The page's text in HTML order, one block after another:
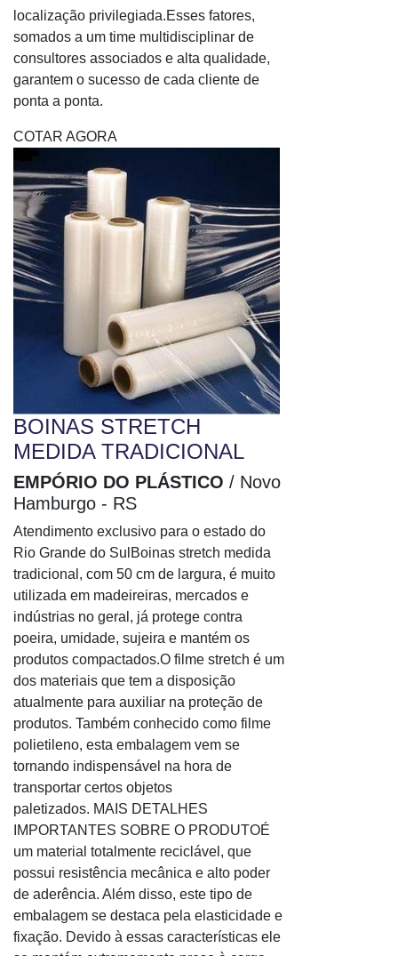
Blog
Faça parte
localização privilegiada.Esses fatores,
somados a um time multidisciplinar de
consultores associados e alta qualidade,
garantem o sucesso de cada cliente de
ponta a ponta.
COTAR AGORA
BOINAS STRETCH
MEDIDA TRADICIONAL
EMPÓRIO DO PLÁSTICO / Novo
Hamburgo - RS
Atendimento exclusivo para o estado do
Rio Grande do SulBoinas stretch medida
tradicional, com 50 cm de largura, é muito
utilizada em madeireiras, mercados e
indústrias no geral, já protege contra
poeira, umidade, sujeira e mantém os
produtos compactados.O filme stretch é um
dos materiais que tem a disposição
atualmente para auxiliar na proteção de
produtos. Também conhecido como filme
polietileno, esta embalagem vem se
tornando indispensável na hora de
transportar certos objetos
paletizados. MAIS DETALHES
IMPORTANTES SOBRE O PRODUTOÉ
um material totalmente reciclável, que
possui resistência mecânica e alto poder
de aderência. Além disso, este tipo de
embalagem se destaca pela elasticidade e
fixação. Devido à essas características ele